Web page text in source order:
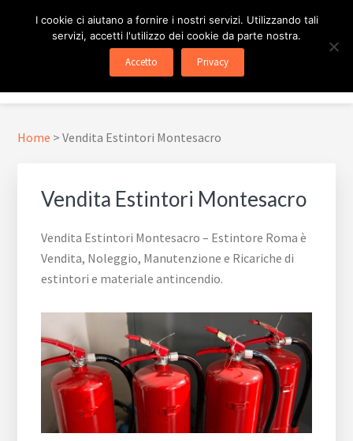
pagina
ESTINTORE ROMA
In Tutta Roma E Provincia
Menu
Home >Vendita Estintori Montesacro
Vendita Estintori Montesacro
Vendita Estintori Montesacro – Estintore Roma è
Vendita, Noleggio, Manutenzione e Ricariche di
estintori e materiale antincendio.
I cookie ci aiutano a fornire i nostri servizi. Utilizzando tali
servizi, accetti l'utilizzo dei cookie da parte nostra.
Accetto Privacy